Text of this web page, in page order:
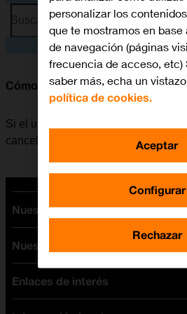
Busca por problema o tema
Cómo cancelar todos los desvíos
Si el usuario ya no desea desviar
cancelar los desvíos.
Nuestras tarifas
Tarifas Orange
Tarifas fibra y móvil
Tarifas móviles
Tarifas internet y fibra
Nuestros dispositivos
Ofertas en móviles
iPhone
Enlaces de interés
personalizar los
que te mostramos en base
de navegación (páginas
frecuencia de acceso, etc)
saber más, echa un
política de cookies.
Configurar
Rechazar
Aceptar